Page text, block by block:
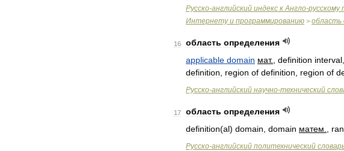
Русско-английский индекс к Англо-русскому
Интернету и программированию > область
16 область определения
applicable domain мат. definition interval
definition
region of definition region of
Русско-английский научно-технический
17 область определения
definition(al) domain domain матем
Русско-английский политехнический